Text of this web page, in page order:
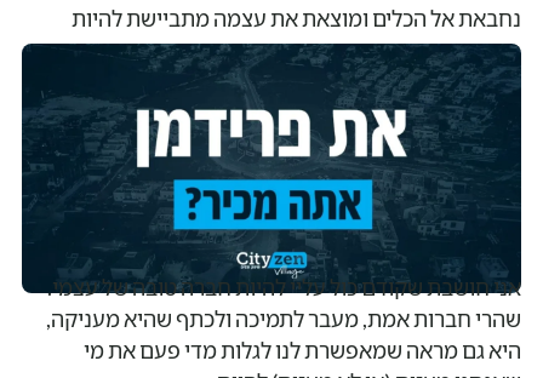
נחבאת אל הכלים ומוצאת את עצמה מתביישת להיות
פרועה באמת.
אני חושבת שקודם כול עליי להיות חברה טובה של עצמי.
שהרי חברות אמת, מעבר לתמיכה ולכתף שהיא מעניקה,
היא גם מראה שמאפשרת לנו לגלות מדי פעם את מי